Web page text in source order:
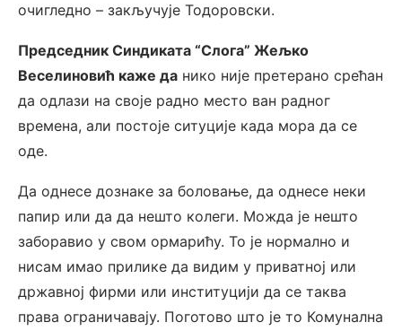
очигледно – закључује Тодоровски.
Председник Синдиката “Слога” Жељко
Веселиновић каже да нико није претерано срећан
да одлази на своје радно место ван радног
времена, али постоје ситуције када мора да се
оде.
Да однесе дознаке за боловање, да однесе неки
папир или да да нешто колеги. Можда је нешто
заборавио у свом ормарићу. То је нормално и
нисам имао прилике да видим у приватној или
државној фирми или институцији да се таква
права ограничавају. Поготово што је то Комунална